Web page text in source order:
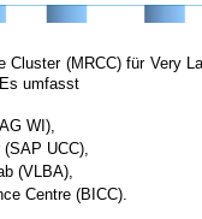
Cluster (MRCC) für Very
umfasst
WI),
UCC),
(VLBA),
Centre (BICC).